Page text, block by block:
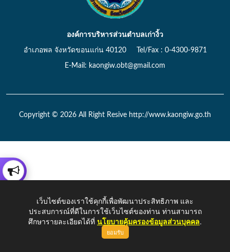
องค์การบริหารส่วนตำบลเก่างิ้ว
อำเภอพล จังหวัดขอนแก่น 40120 Tel/Fax : 0-4300-9871
E-Mail: kaongiw.obt@gmail.com
Copyright © 2026 All Right Resive http://www.kaongiw.go.th
เว็บไซต์ของเราใช้คุกกี้เพื่อพัฒนาประสิทธิภาพ และ
ประสบการณ์ที่ดีในการใช้เว็บไซต์ของท่าน ท่านสามารถ
ศึกษารายละเอียดได้ที่ นโยบายคุ้มครองข้อมูลส่วนบุคคล.
ยอมรับ